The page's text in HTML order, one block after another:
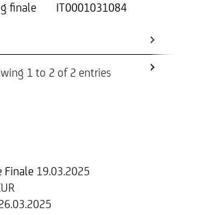
finale IT0001031084
1 to 2 of 2 entries
Finale 19.03.2025